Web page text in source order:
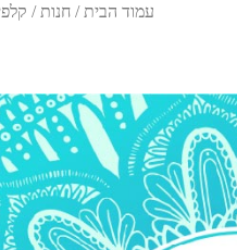
עמוד הבית / חנות /